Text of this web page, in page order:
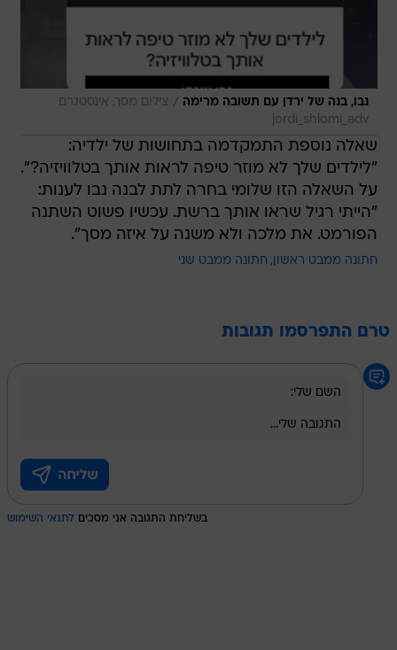
נבו, בנה של ירדן עם תשובה מרימה / צילום מסך, אינסטגרם
jordi_shlomi_adv
שאלה נוספת התמקדמה בתחושות של ילדיה:
"לילדים שלך לא מוזר טיפה לראות אותך בטלוויזיה?".
על השאלה הזו שלומי בחרה לתת לבנה נבו לענות:
"הייתי רגיל שראו אותך ברשת. עכשיו פשוט השתנה
הפורמט. את מלכה ולא משנה על איזה מסך".
חתונה ממבט ראשון חתונה ממבט שני
טרם התפרסמו תגובות
בשליחת התגובה אני מסכים לתנאי השימוש